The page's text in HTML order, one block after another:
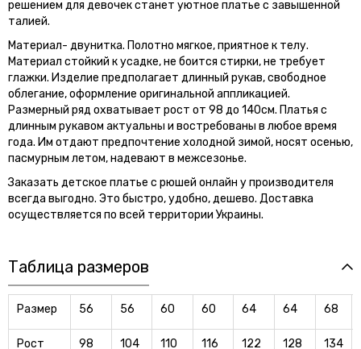
решением для девочек станет уютное платье с завышенной
талией.
Материал- двунитка. Полотно мягкое, приятное к телу.
Материал стойкий к усадке, не боится стирки, не требует
глажки. Изделие предполагает длинный рукав, свободное
облегание, оформление оригинальной аппликацией.
Размерный ряд охватывает рост от 98 до 140см. Платья с
длинным рукавом актуальны и востребованы в любое время
года. Им отдают предпочтение холодной зимой, носят осенью,
пасмурным летом, надевают в межсезонье.
Заказать детское платье с рюшей онлайн у производителя
всегда выгодно. Это быстро, удобно, дешево. Доставка
осуществляется по всей территории Украины.
Таблица размеров
Размер 56 56 60 60 64 64 68
Рост 98 104 110 116 122 128 134